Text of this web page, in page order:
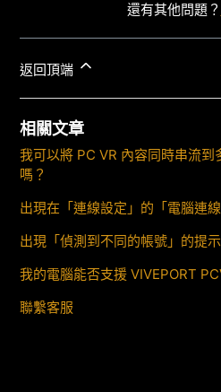
還有其他問題？
返回頂端
相關文章
我可以將 PC VR 內容同時串流
嗎？
出現在「連線設定」的「電腦連
出現「偵測到不同的帳號」的提
我的電腦能否支援 VIVEPORT
聯繫客服